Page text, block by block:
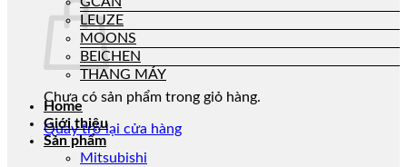
Chưa có sản phẩm trong giỏ hàng.
Quay trở lại cửa hàng
LEUZE
MOONS
BEICHEN
THANG MÁY
Home
Giới thiệu
Sản phẩm
Mitsubishi